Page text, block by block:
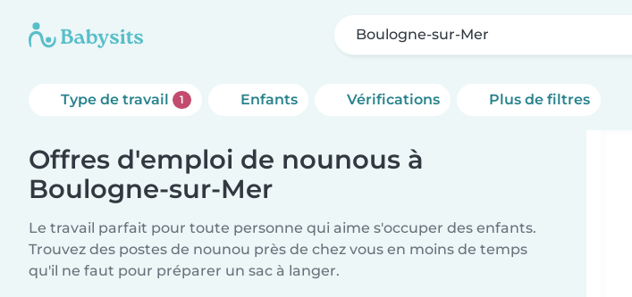
Boulogne-sur-Mer
Type de travail 1 Enfants Vérifications Plus de filtres
Offres d'emploi de nounous à
Boulogne-sur-Mer
Le travail parfait pour toute personne qui aime s'occuper des enfants.
Trouvez des postes de nounou près de chez vous en moins de temps
qu'il ne faut pour préparer un sac à langer.